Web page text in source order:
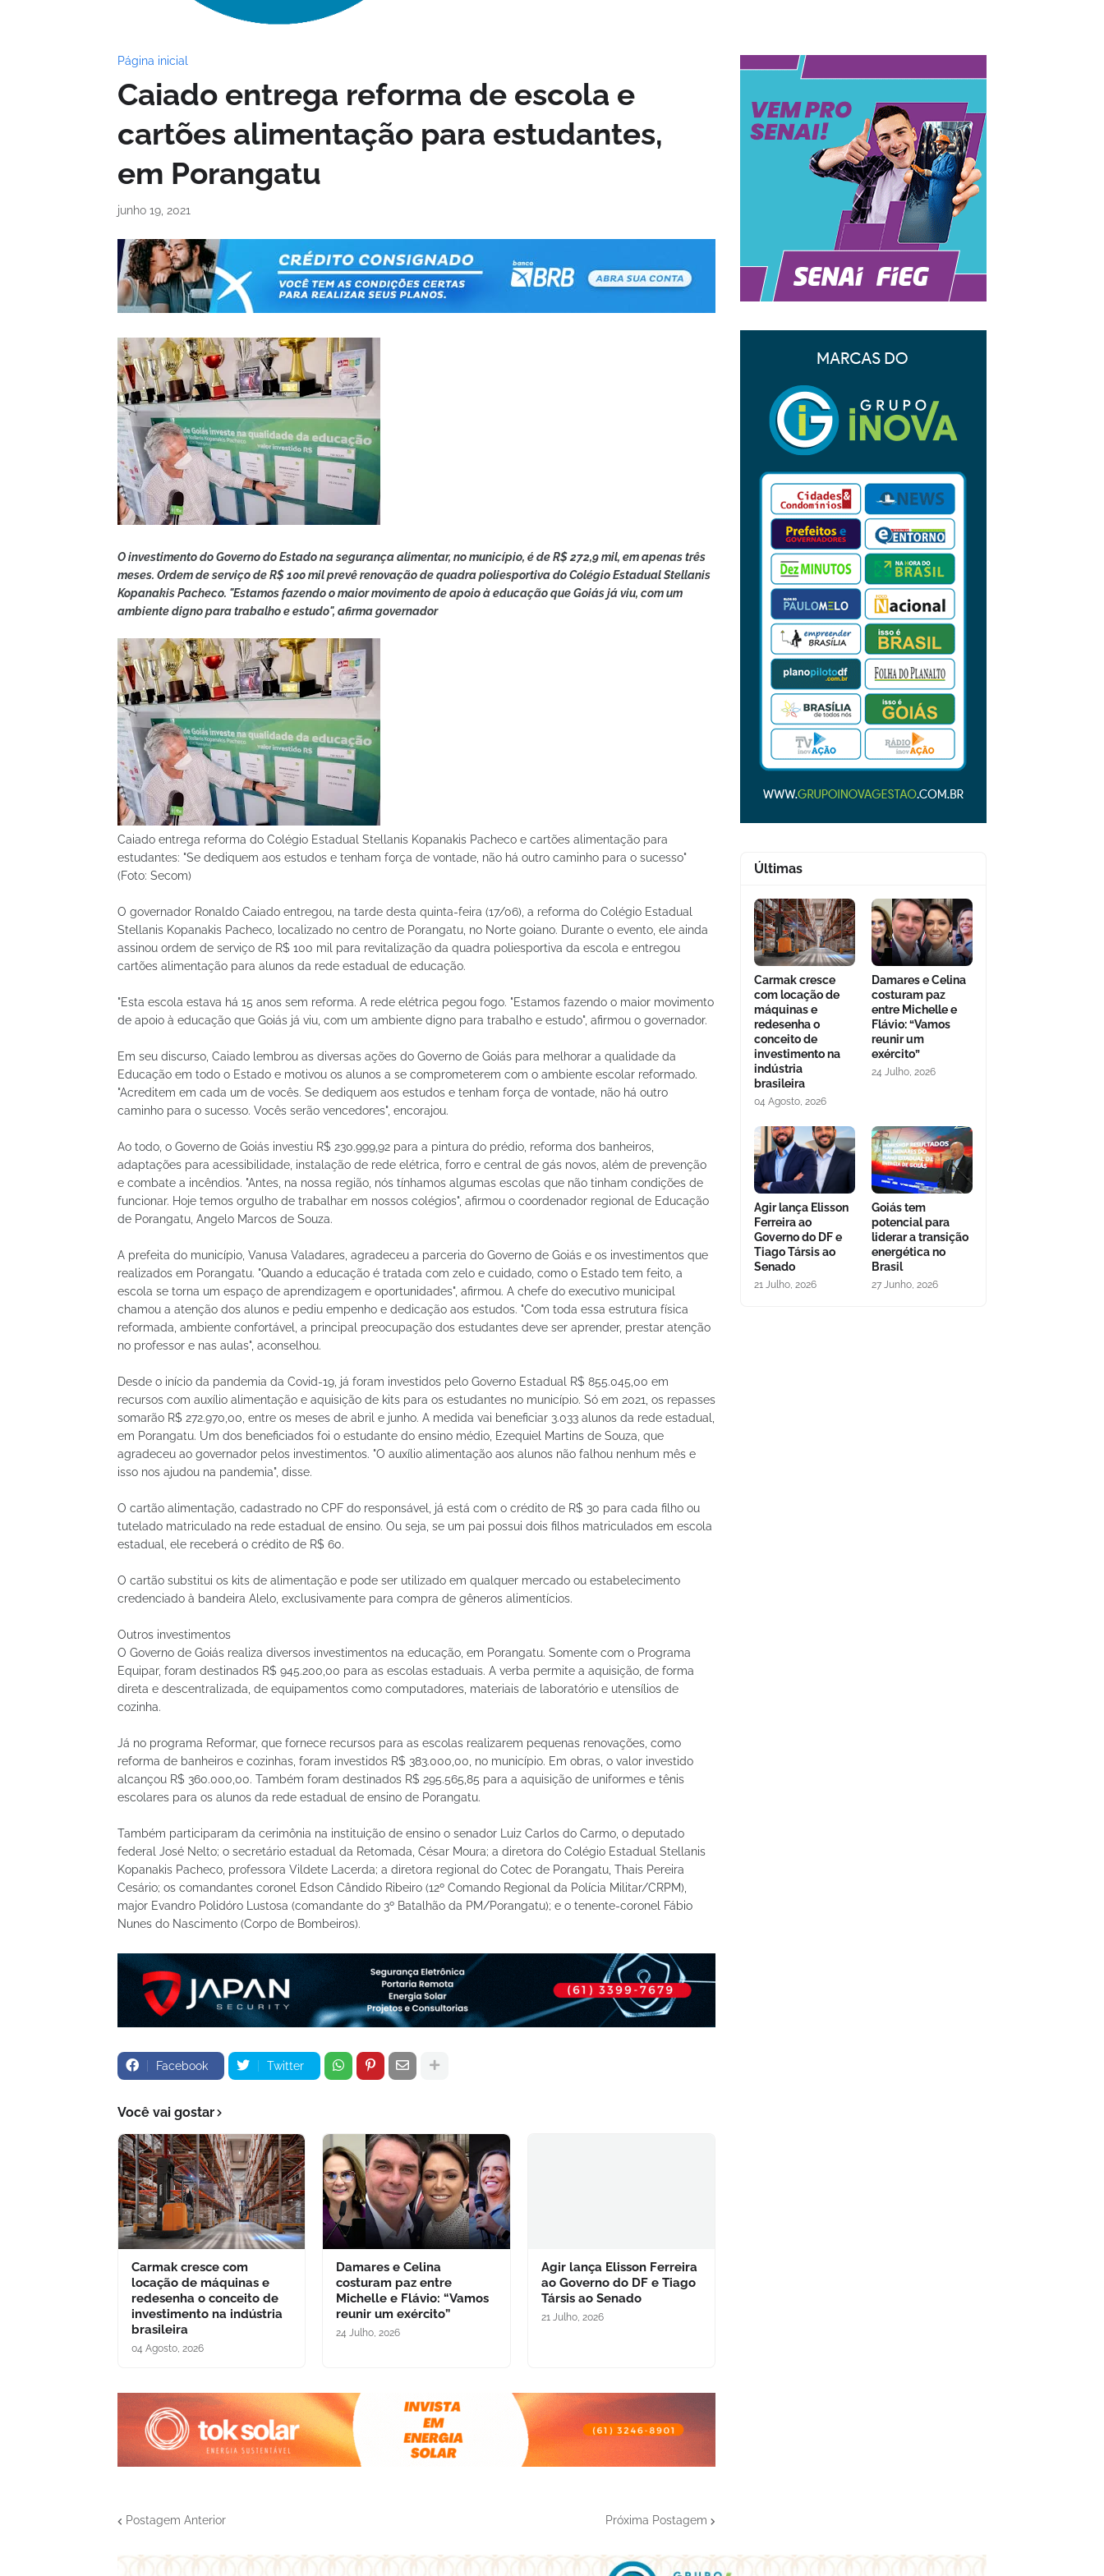
Página inicial
Caiado entrega reforma de escola e
cartões alimentação para estudantes,
em Porangatu
junho 19, 2021
O investimento do Governo do Estado na segurança alimentar, no município, é de R$ 272,9 mil, em apenas três
meses. Ordem de serviço de R$ 100 mil prevê renovação de quadra poliesportiva do Colégio Estadual Stellanis
Kopanakis Pacheco. "Estamos fazendo o maior movimento de apoio à educação que Goiás já viu, com um
ambiente digno para trabalho e estudo", afirma governador
Caiado entrega reforma do Colégio Estadual Stellanis Kopanakis Pacheco e cartões alimentação para
estudantes: "Se dediquem aos estudos e tenham força de vontade, não há outro caminho para o sucesso"
(Foto: Secom)
O governador Ronaldo Caiado entregou, na tarde desta quinta-feira (17/06), a reforma do Colégio Estadual
Stellanis Kopanakis Pacheco, localizado no centro de Porangatu, no Norte goiano. Durante o evento, ele ainda
assinou ordem de serviço de R$ 100 mil para revitalização da quadra poliesportiva da escola e entregou
cartões alimentação para alunos da rede estadual de educação.
"Esta escola estava há 15 anos sem reforma. A rede elétrica pegou fogo. "Estamos fazendo o maior movimento
de apoio à educação que Goiás já viu, com um ambiente digno para trabalho e estudo", afirmou o governador.
Em seu discurso, Caiado lembrou as diversas ações do Governo de Goiás para melhorar a qualidade da
Educação em todo o Estado e motivou os alunos a se comprometerem com o ambiente escolar reformado.
"Acreditem em cada um de vocês. Se dediquem aos estudos e tenham força de vontade, não há outro
caminho para o sucesso. Vocês serão vencedores", encorajou.
Ao todo, o Governo de Goiás investiu R$ 230.999,92 para a pintura do prédio, reforma dos banheiros,
adaptações para acessibilidade, instalação de rede elétrica, forro e central de gás novos, além de prevenção
e combate a incêndios. "Antes, na nossa região, nós tínhamos algumas escolas que não tinham condições de
funcionar. Hoje temos orgulho de trabalhar em nossos colégios", afirmou o coordenador regional de Educação
de Porangatu, Angelo Marcos de Souza.
A prefeita do município, Vanusa Valadares, agradeceu a parceria do Governo de Goiás e os investimentos que
realizados em Porangatu. "Quando a educação é tratada com zelo e cuidado, como o Estado tem feito, a
escola se torna um espaço de aprendizagem e oportunidades", afirmou. A chefe do executivo municipal
chamou a atenção dos alunos e pediu empenho e dedicação aos estudos. "Com toda essa estrutura física
reformada, ambiente confortável, a principal preocupação dos estudantes deve ser aprender, prestar atenção
no professor e nas aulas", aconselhou.
Desde o início da pandemia da Covid-19, já foram investidos pelo Governo Estadual R$ 855.045,00 em
recursos com auxílio alimentação e aquisição de kits para os estudantes no município. Só em 2021, os repasses
somarão R$ 272.970,00, entre os meses de abril e junho. A medida vai beneficiar 3.033 alunos da rede estadual,
em Porangatu. Um dos beneficiados foi o estudante do ensino médio, Ezequiel Martins de Souza, que
agradeceu ao governador pelos investimentos. "O auxílio alimentação aos alunos não falhou nenhum mês e
isso nos ajudou na pandemia", disse.
O cartão alimentação, cadastrado no CPF do responsável, já está com o crédito de R$ 30 para cada filho ou
tutelado matriculado na rede estadual de ensino. Ou seja, se um pai possui dois filhos matriculados em escola
estadual, ele receberá o crédito de R$ 60.
O cartão substitui os kits de alimentação e pode ser utilizado em qualquer mercado ou estabelecimento
credenciado à bandeira Alelo, exclusivamente para compra de gêneros alimentícios.
Outros investimentos
O Governo de Goiás realiza diversos investimentos na educação, em Porangatu. Somente com o Programa
Equipar, foram destinados R$ 945.200,00 para as escolas estaduais. A verba permite a aquisição, de forma
direta e descentralizada, de equipamentos como computadores, materiais de laboratório e utensílios de
cozinha.
Já no programa Reformar, que fornece recursos para as escolas realizarem pequenas renovações, como
reforma de banheiros e cozinhas, foram investidos R$ 383.000,00, no município. Em obras, o valor investido
alcançou R$ 360.000,00. Também foram destinados R$ 295.565,85 para a aquisição de uniformes e tênis
escolares para os alunos da rede estadual de ensino de Porangatu.
Também participaram da cerimônia na instituição de ensino o senador Luiz Carlos do Carmo, o deputado
federal José Nelto; o secretário estadual da Retomada, César Moura; a diretora do Colégio Estadual Stellanis
Kopanakis Pacheco, professora Vildete Lacerda; a diretora regional do Cotec de Porangatu, Thais Pereira
Cesário; os comandantes coronel Edson Cândido Ribeiro (12º Comando Regional da Polícia Militar/CRPM),
major Evandro Polidóro Lustosa (comandante do 3º Batalhão da PM/Porangatu); e o tenente-coronel Fábio
Nunes do Nascimento (Corpo de Bombeiros).
Facebook Twitter
Você vai gostar
Carmak cresce com
locação de máquinas e
redesenha o conceito de
investimento na indústria
brasileira
04 Agosto, 2026
Damares e Celina
costuram paz entre
Michelle e Flávio: “Vamos
reunir um exército”
24 Julho, 2026
Agir lança Elisson Ferreira
ao Governo do DF e Tiago
Társis ao Senado
21 Julho, 2026
Postagem Anterior Próxima Postagem
Últimas
Carmak cresce
com locação de
máquinas e
redesenha o
conceito de
investimento na
indústria
brasileira
04 Agosto, 2026
Damares e Celina
costuram paz
entre Michelle e
Flávio: “Vamos
reunir um
exército”
24 Julho, 2026
Agir lança Elisson
Ferreira ao
Governo do DF e
Tiago Társis ao
Senado
21 Julho, 2026
Goiás tem
potencial para
liderar a transição
energética no
Brasil
27 Junho, 2026